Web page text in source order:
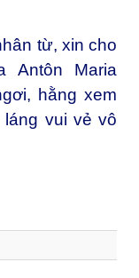
từ, xin cho
Antôn Maria
hằng xem
vui vẻ vô